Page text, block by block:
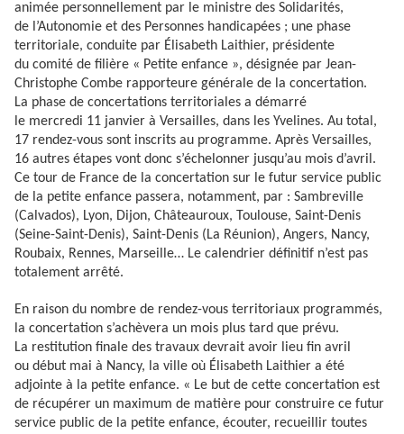
animée personnellement par le ministre des Solidarités,
de l’Autonomie et des Personnes handicapées ; une phase
territoriale, conduite par Élisabeth Laithier, présidente
du comité de filière « Petite enfance », désignée par Jean-
Christophe Combe rapporteure générale de la concertation.
La phase de concertations territoriales a démarré
le mercredi 11 janvier à Versailles, dans les Yvelines. Au total,
17 rendez-vous sont inscrits au programme. Après Versailles,
16 autres étapes vont donc s’échelonner jusqu’au mois d’avril.
Ce tour de France de la concertation sur le futur service public
de la petite enfance passera, notamment, par : Sambreville
(Calvados), Lyon, Dijon, Châteauroux, Toulouse, Saint-Denis
(Seine-Saint-Denis), Saint-Denis (La Réunion), Angers, Nancy,
Roubaix, Rennes, Marseille… Le calendrier définitif n’est pas
totalement arrêté.
En raison du nombre de rendez-vous territoriaux programmés,
la concertation s’achèvera un mois plus tard que prévu.
La restitution finale des travaux devrait avoir lieu fin avril
ou début mai à Nancy, la ville où Élisabeth Laithier a été
adjointe à la petite enfance. « Le but de cette concertation est
de récupérer un maximum de matière pour construire ce futur
service public de la petite enfance, écouter, recueillir toutes